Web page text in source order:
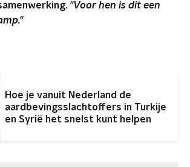
"Voor hen is dit een
Hoe je vanuit Nederland de
aardbevingsslachtoffers in Turkije
en Syrië het snelst kunt helpen